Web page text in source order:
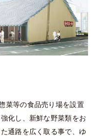
菜等の食品売り場を設置
化し、新鮮な野菜類をお
通路を広く取る事で、ゆ